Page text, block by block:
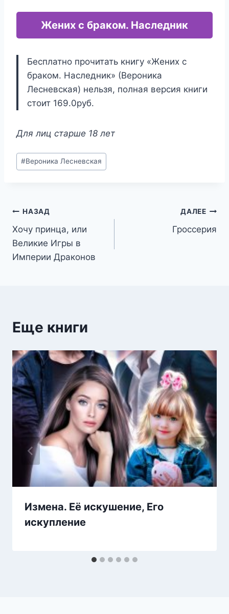
Жених с браком. Наследник
Бесплатно прочитать книгу «Жених с
браком. Наследник» (Вероника
Лесневская) нельзя, полная версия книги
стоит 169.0руб.
Для лиц старше 18 лет
Метки
записи:
#Вероника Лесневская
Навигация
по
записям
НАЗАД
Хочу принца, или
Великие Игры в
Империи Драконов
ДАЛЕЕ
Гроссерия
Еще книги
Измена. Её искушение, Его
искупление